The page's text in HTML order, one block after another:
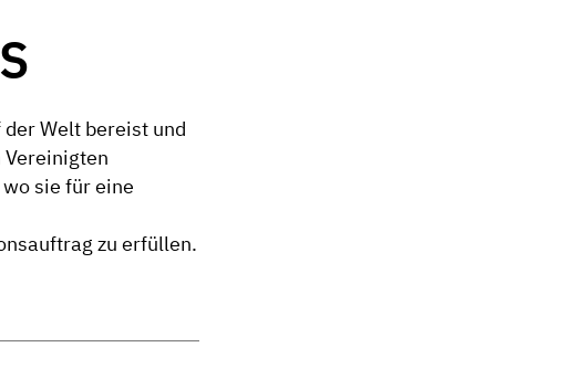
Welt bereist und
sie für eine
zu erfüllen.